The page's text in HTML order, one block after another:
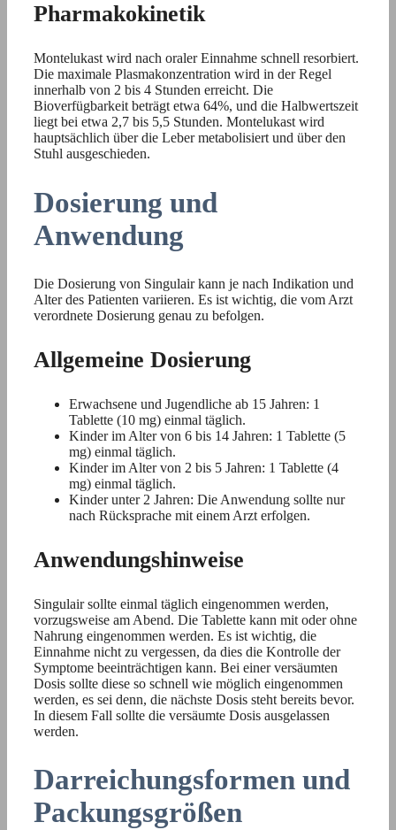
Pharmakokinetik
Montelukast wird nach oraler Einnahme schnell resorbiert.
Die maximale Plasmakonzentration wird in der Regel
innerhalb von 2 bis 4 Stunden erreicht. Die
Bioverfügbarkeit beträgt etwa 64%, und die Halbwertszeit
liegt bei etwa 2,7 bis 5,5 Stunden. Montelukast wird
hauptsächlich über die Leber metabolisiert und über den
Stuhl ausgeschieden.
Dosierung und
Anwendung
Die Dosierung von Singulair kann je nach Indikation und
Alter des Patienten variieren. Es ist wichtig, die vom Arzt
verordnete Dosierung genau zu befolgen.
Allgemeine Dosierung
Erwachsene und Jugendliche ab 15 Jahren: 1
Tablette (10 mg) einmal täglich.
Kinder im Alter von 6 bis 14 Jahren: 1 Tablette (5
mg) einmal täglich.
Kinder im Alter von 2 bis 5 Jahren: 1 Tablette (4
mg) einmal täglich.
Kinder unter 2 Jahren: Die Anwendung sollte nur
nach Rücksprache mit einem Arzt erfolgen.
Anwendungshinweise
Singulair sollte einmal täglich eingenommen werden,
vorzugsweise am Abend. Die Tablette kann mit oder ohne
Nahrung eingenommen werden. Es ist wichtig, die
Einnahme nicht zu vergessen, da dies die Kontrolle der
Symptome beeinträchtigen kann. Bei einer versäumten
Dosis sollte diese so schnell wie möglich eingenommen
werden, es sei denn, die nächste Dosis steht bereits bevor.
In diesem Fall sollte die versäumte Dosis ausgelassen
werden.
Darreichungsformen und
Packungsgrößen